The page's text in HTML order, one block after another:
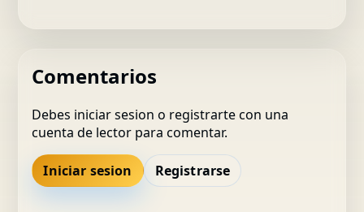
Comentarios
Debes iniciar sesion o registrarte con una
cuenta de lector para comentar.
Iniciar sesion Registrarse